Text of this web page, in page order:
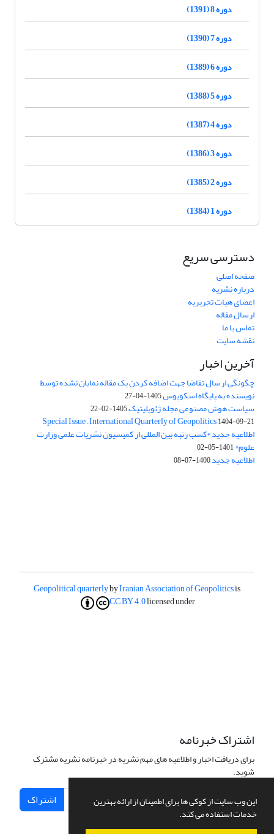
این وب سایت از کوکی ها برای اطمینان از ارائه بهترین
خدمات استفاده می کند.
دوره 8 (1391)
دوره 7 (1390)
دوره 6 (1389)
دوره 5 (1388)
دوره 4 (1387)
دوره 3 (1386)
دوره 2 (1385)
دوره 1 (1384)
دسترسی سریع
صفحه اصلی
درباره نشریه
اعضای هیات تحریریه
ارسال مقاله
تماس با ما
نقشه سایت
آخرین اخبار
چگونگی ارسال تقاضا جهت اضافه کردن یک مقاله نمایان نشده توسط
نویسنده به پایگاه اسکوپوس1405-04-27
سیاست هوش مصنوعی مجله ژئوپلیتیک1405-02-22
Special Issue – International Quarterly of Geopolitics1404-09-21
اطلاعیه جدید *کسب رتبه بین المللی از کمیسیون نشریات علمی وزارت
علوم*1401-05-02
اطلاعیه جدید1400-07-08
Geopolitical quarterlybyIranian Association of Geopoliticsis
licensed under
CC BY 4.0
اشتراک خبرنامه
برای دریافت اخبار و اطلاعیه های مهم نشریه در خبرنامه نشریه مشترک
شوید.
اشتراک